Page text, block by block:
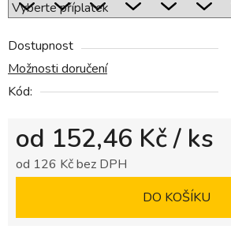
Dostupnost
Možnosti doručení
Kód:
od 152,46 Kč/ ks
od 126 Kčbez DPH
DO KOŠÍKU